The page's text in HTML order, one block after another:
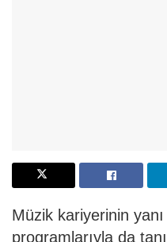
Müzik kariyerinin
programlarıyla da